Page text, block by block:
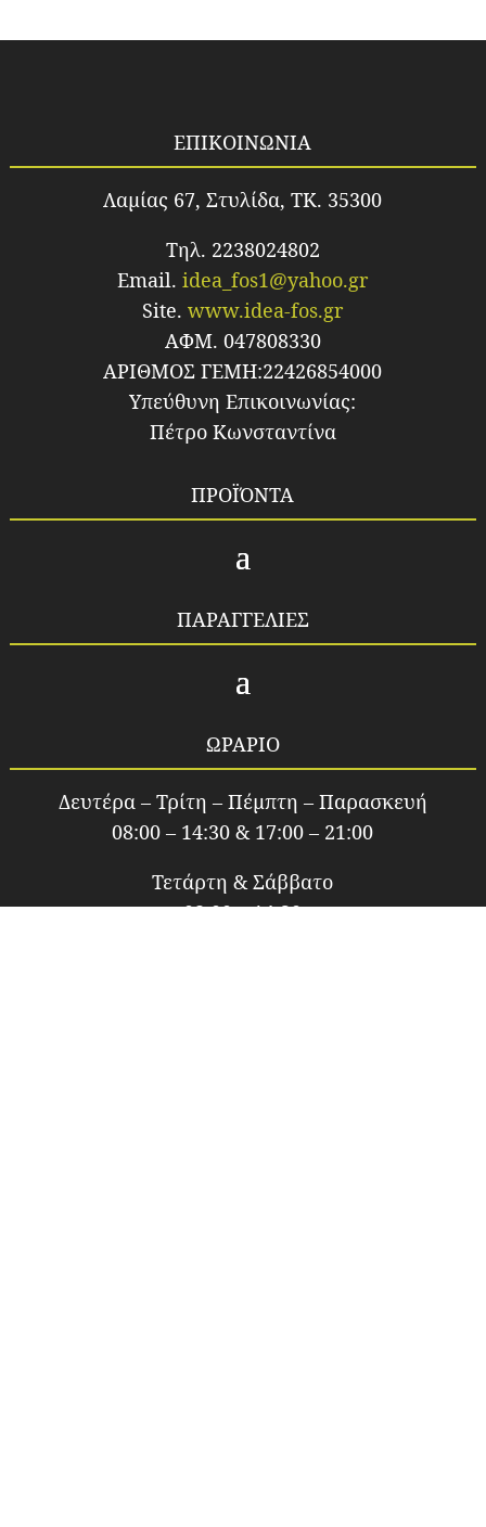
ΕΠΙΚΟΙΝΩΝΙΑ
Λαμίας 67, Στυλίδα, TK. 35300
Τηλ. 2238024802
Email.idea_fos1@yahoo.gr
Site.www.idea-fos.gr
ΑΦΜ. 047808330
ΑΡΙΘΜΟΣ ΓΕΜΗ:22426854000
Υπεύθυνη Επικοινωνίας:
Πέτρο Κωνσταντίνα
ΠΡΟΪΌΝΤΑ
ΠΑΡΑΓΓΕΛΙΕΣ
ΩΡΑΡΙΟ
Δευτέρα – Τρίτη – Πέμπτη – Παρασκευή
08:00 – 14:30 & 17:00 – 21:00
Τετάρτη & Σάββατο
08:00 – 14:30